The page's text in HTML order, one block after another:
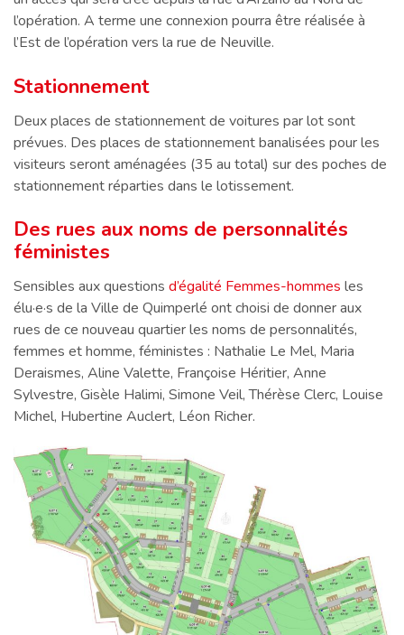
l’opération. A terme une connexion pourra être réalisée à
l’Est de l’opération vers la rue de Neuville.
Stationnement
Deux places de stationnement de voitures par lot sont
prévues. Des places de stationnement banalisées pour les
visiteurs seront aménagées (35 au total) sur des poches de
stationnement réparties dans le lotissement.
Des rues aux noms de personnalités
féministes
Sensibles aux questions d’égalité Femmes-hommes les
élu·e·s de la Ville de Quimperlé ont choisi de donner aux
rues de ce nouveau quartier les noms de personnalités,
femmes et homme, féministes : Nathalie Le Mel, Maria
Deraismes, Aline Valette, Françoise Héritier, Anne
Sylvestre, Gisèle Halimi, Simone Veil, Thérèse Clerc, Louise
Michel, Hubertine Auclert, Léon Richer.